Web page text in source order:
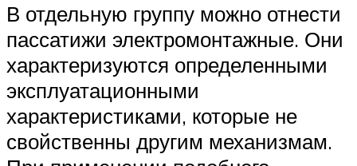
В отдельную группу можно отнести
пассатижи электромонтажные. Они
характеризуются определенными
эксплуатационными
характеристиками, которые не
свойственны другим механизмам.